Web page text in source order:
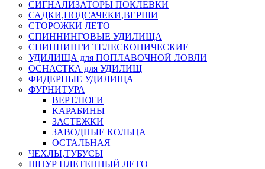
СИГНАЛИЗАТОРЫ ПОКЛЕВКИ
САДКИ,ПОДСАЧЕКИ,ВЕРШИ
СТОРОЖКИ ЛЕТО
СПИННИНГОВЫЕ УДИЛИЩА
СПИННИНГИ ТЕЛЕСКОПИЧЕСКИЕ
УДИЛИЩА для ПОПЛАВОЧНОЙ ЛОВЛИ
ОСНАСТКА для УДИЛИЩ
ФИДЕРНЫЕ УДИЛИЩА
ФУРНИТУРА
ВЕРТЛЮГИ
КАРАБИНЫ
ЗАСТЕЖКИ
ЗАВОДНЫЕ КОЛЬЦА
ОСТАЛЬНАЯ
ЧЕХЛЫ,ТУБУСЫ
ШНУР ПЛЕТЕННЫЙ ЛЕТО